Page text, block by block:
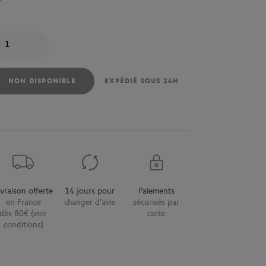
NON DISPONIBLE EXPÉDIÉ SOUS 24H
offerte
en France
dès 80€ (voir
conditions)
14 jours pour
changer d'avis
Paiements
sécurisés par
carte